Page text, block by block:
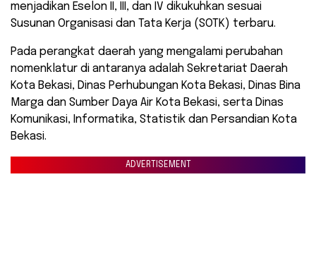
menjadikan Eselon II, III, dan IV dikukuhkan sesuai
Susunan Organisasi dan Tata Kerja (SOTK) terbaru.
Pada perangkat daerah yang mengalami perubahan
nomenklatur di antaranya adalah Sekretariat Daerah
Kota Bekasi, Dinas Perhubungan Kota Bekasi, Dinas Bina
Marga dan Sumber Daya Air Kota Bekasi, serta Dinas
Komunikasi, Informatika, Statistik dan Persandian Kota
Bekasi.
ADVERTISEMENT